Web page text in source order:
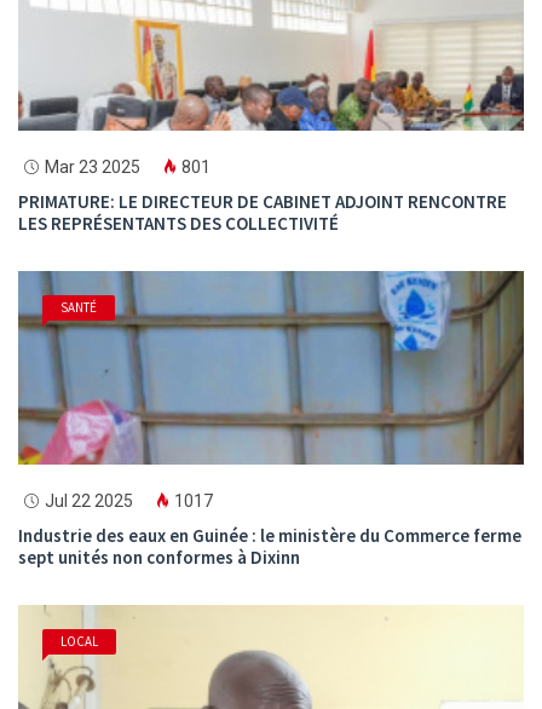
Mar 23 2025 801
PRIMATURE: LE DIRECTEUR DE CABINET ADJOINT RENCONTRE
LES REPRÉSENTANTS DES COLLECTIVITÉ
SANTÉ
Jul 22 2025 1017
Industrie des eaux en Guinée : le ministère du Commerce ferme
sept unités non conformes à Dixinn
LOCAL